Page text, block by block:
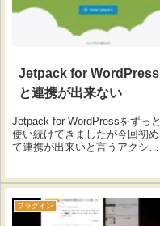
Jetpack for WordPress
と連携が出来ない
Jetpack for WordPressをずっと
使い続けてきましたが今回初め
て連携が出来いと言うアクシデ
には、サイトが公開されてい
て、アクセス制限がかかってい
ない必要がありま...
プラグイン